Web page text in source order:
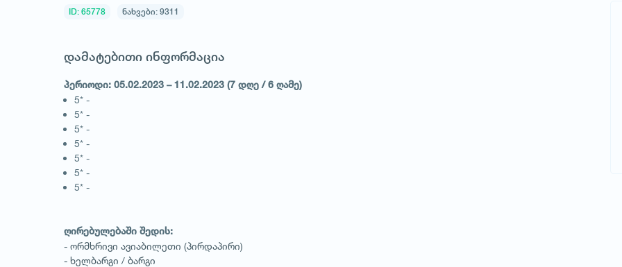
ID: 65778 ნახვები: 9311
დამატებითი ინფორმაცია
პერიოდი: 05.02.2023 – 11.02.2023 (7 დღე / 6 ღამე)
5* -
5* -
5* -
5* -
5* -
5* -
5* -
ღირებულებაში შედის:
- ორმხრივი ავიაბილეთი (პირდაპირი)
- ხელბარგი / ბარგი